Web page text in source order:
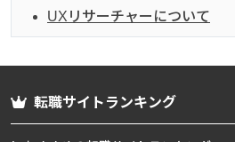
UXリサーチャーについて
転職サイトランキング